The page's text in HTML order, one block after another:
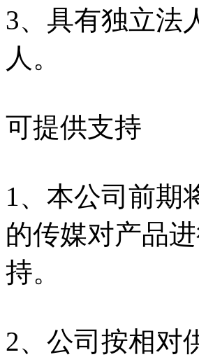
3、具有独立法
人。
可提供支持
1、本公司前期
的传媒对产品
持。
2、公司按相对